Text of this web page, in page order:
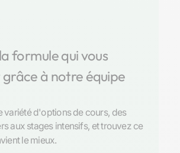
formule qui vous
à notre équipe
variété d'options de cours, des
aux stages intensifs, et trouvez ce
le mieux.